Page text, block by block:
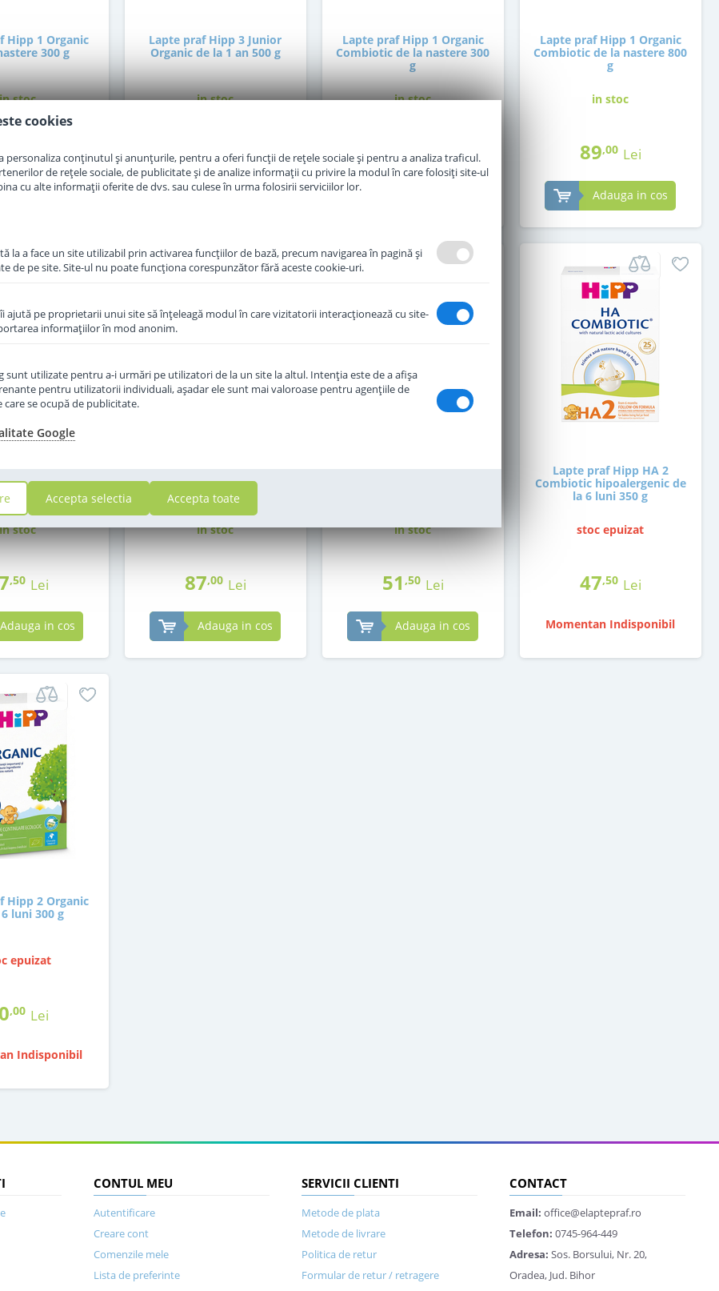
Hipp 1 Organic
300 g
in stoc
Lei
Adauga in cos
Lapte praf Hipp 3 Junior
Organic de la 1 an 500 g
in stoc
47 Lei
Adauga in cos
Lapte praf Hipp 1 Organic
Combiotic de la nastere 300
g
in stoc
36 Lei
Lapte praf Hipp 1 Organic
Combiotic de la nastere 800
g
in stoc
89,00 Lei
Adauga in cos
Hipp 2 Organic
la 6 luni 300 g
in stoc
,50 Lei
Adauga in cos
Lapte praf Hipp 2 Organic
Combiotic de la 6 luni 800 g
in stoc
87,00 Lei
Adauga in cos
Lapte praf Hipp 3 Junior
in stoc
51 ,50 Lei
Adauga in cos
Lapte praf Hipp HA 2
Combiotic hipoalergenic de
la 6 luni 350 g
stoc epuizat
47,50 Lei
Momentan Indisponibil
Hipp 2 Organic
luni 300 g
epuizat
,00 Lei
Indisponibil
CONTUL MEU
Autentificare
Creare cont
Comenzile mele
Lista de preferinte
SERVICII CLIENTI
Metode de plata
Metode de livrare
Politica de retur
Formular de retur / retragere
CONTACT
Email: office@elaptepraf.ro
Telefon: 0745-964-449
Adresa: Sos. Borsului, Nr. 20,
Oradea, Jud. Bihor
cookies
personaliza conținutul și anunțurile, pentru a oferi funcții de rețele sociale și pentru a analiza traficul.
de rețele sociale, de publicitate și de analize informații cu privire la modul în care folosiți site-ul
cu alte informații oferite de dvs. sau culese în urma folosirii serviciilor lor.
la a face un site utilizabil prin activarea funcţiilor de bază, precum navigarea în pagină şi
de pe site. Site-ul nu poate funcţiona corespunzător fără aceste cookie-uri.
ajută pe proprietarii unui site să înţeleagă modul în care vizitatorii interacţionează cu site-
informaţiilor în mod anonim.
sunt utilizate pentru a-i urmări pe utilizatori de la un site la altul. Intenţia este de a afişa
pentru utilizatorii individuali, aşadar ele sunt mai valoroase pentru agenţiile de
se ocupă de publicitate.
Google
Accepta selectia Accepta toate